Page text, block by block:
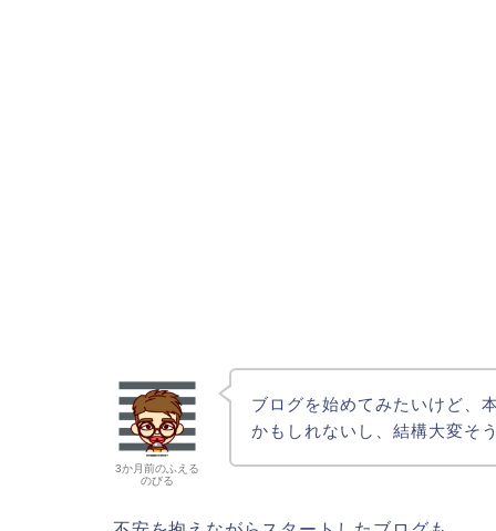
3か月前のふえる
のびる
ブログを始めてみたいけど、
かもしれないし、結構大変そ